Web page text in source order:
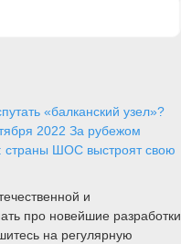
«балканский узел»?
2022 За рубежом
страны ШОС выстроят свою
и
про новейшие разработки
на регулярную